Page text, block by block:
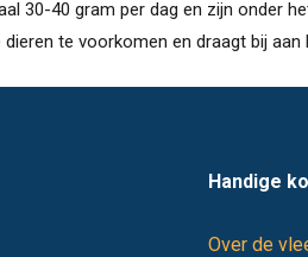
30-40 gram per dag en zijn onder
te voorkomen en draagt bij aan
Handige
Over de